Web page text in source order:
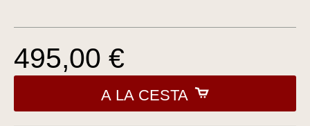
495,00 €
A LA CESTA